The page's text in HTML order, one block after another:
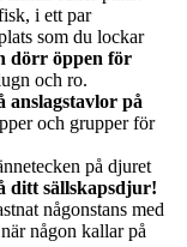
i ett par
som du lockar
dörr öppen för
och ro.
anslagstavlor på
och grupper för
på djuret
ditt sällskapsdjur!
någonstans med
någon kallar på